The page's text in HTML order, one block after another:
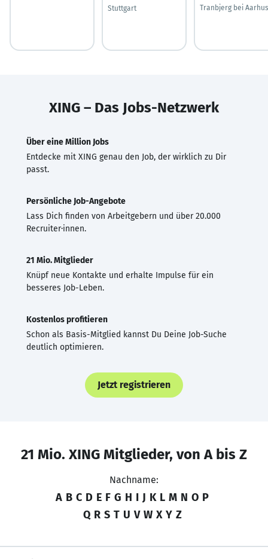
Stuttgart
Tranbjerg bei Aarhus
XING – Das Jobs-Netzwerk
Über eine Million Jobs
Entdecke mit XING genau den Job, der wirklich zu Dir
passt.
Persönliche Job-Angebote
Lass Dich finden von Arbeitgebern und über 20.000
Recruiter·innen.
21 Mio. Mitglieder
Knüpf neue Kontakte und erhalte Impulse für ein
besseres Job-Leben.
Kostenlos profitieren
Schon als Basis-Mitglied kannst Du Deine Job-Suche
deutlich optimieren.
Jetzt registrieren
21 Mio. XING Mitglieder, von A bis Z
Nachname:
A B C D E F G H I J K L M N O P
Q R S T U V W X Y Z